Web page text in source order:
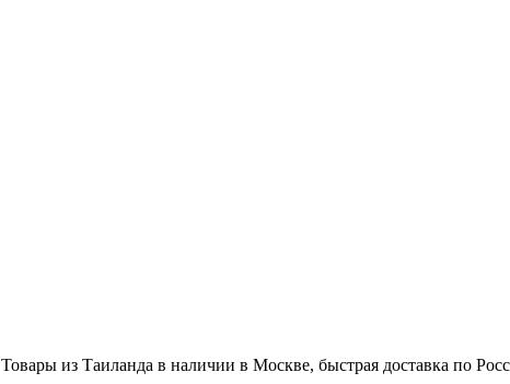
Товары из Таиланда в наличии в Москве, быстрая доставка по